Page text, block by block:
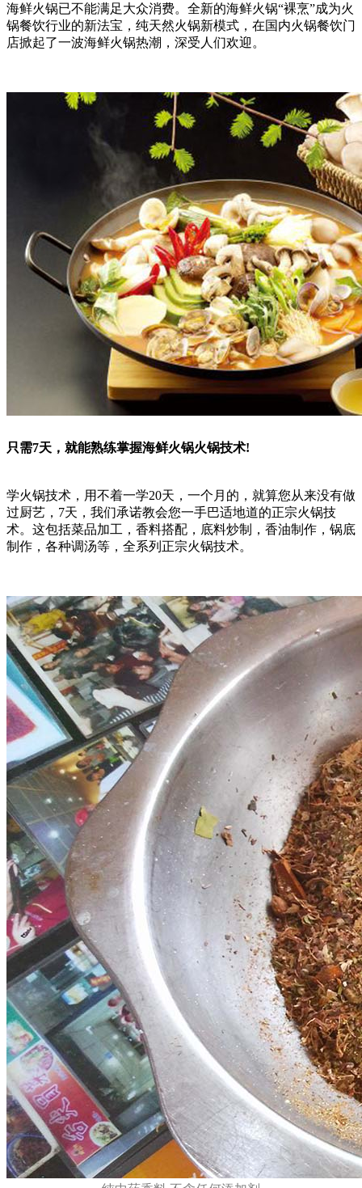
海鲜火锅已不能满足大众消费。全新的海鲜火锅“裸烹”成为火
锅餐饮行业的新法宝，纯天然火锅新模式，在国内火锅餐饮门
店掀起了一波海鲜火锅热潮，深受人们欢迎。
只需7天，就能熟练掌握海鲜火锅火锅技术!
学火锅技术，用不着一学20天，一个月的，就算您从来没有做
过厨艺，7天，我们承诺教会您一手巴适地道的正宗火锅技
术。这包括菜品加工，香料搭配，底料炒制，香油制作，锅底
制作，各种调汤等，全系列正宗火锅技术。